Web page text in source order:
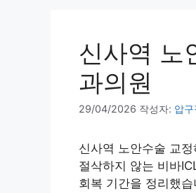
신사역 노
과의원
29/04/2026 작성자: 압
신사역 노안수술 교
절삭하지 않는 비바
회복 기간을 정리했